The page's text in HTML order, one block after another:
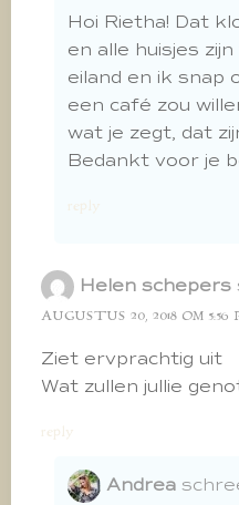
Hoi Rietha! Dat
en alle huisjes
eiland en ik snap
een café zou
wat je zegt, dat
Bedankt voor je
reply
Helen schepers
AUGUSTUS 20, 2018 OM 5:56
Ziet ervprachtig uit
Wat zullen jullie
reply
Andrea